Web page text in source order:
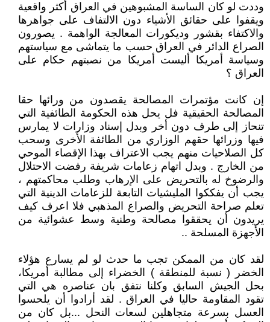
وددت لو كان الساسة المشبوهين في العراق أكثر واقعية
ويقفوا على حقائق الأشياء دون الالتفاف على جواهرها
والاكتفاء بقشور وديكورات المعالجة الواهمة . يصورون
الصراع الدائر في العراق حسب ما يتماشى مع سياستهم
وسياسة أمريكا أليست أمريكا من نصبتهم حكام على
العراق ؟
إن كانت مؤتمرات المصالحة يقصدون من ورائها حقا
المصالحة الحقيقية فل يحل هذه الحكومة الطائفية التي
تنحاز إلى طرف دون أخر وبدل إسناد وزارات لا يمارس
فيها وزرائها حقهم الوزاري من الطائفة الأخرى وسحب
كل الصلاحيات منهم يجب الاعتراف بهذا الإقصاء الموحي
من الخارج . وبدل اتهام زعامات شريفة رفضت الاحتلال
والرضوخ له بالتحريض على الإرهاب وطلب محاكمتهم ،
يجب أن يفككوا المليشيات التابعة للزعامات الدينية التي
تعلم صراحة التحريض والصراع المذهبي فلا اعرف كيف
يريدون أن يحققوا مصالحة وطنية وسط عشوائية من
الأجهزة المسلحة ..
لقد كان من الممكن تجب ما حدث لو لم يسارع هؤلاء
الخضر ( نسبة للمنطقة ) الخضراء إلى مطالبة أمريكا،
بحل الجيش السابق وكلنا نتفق بان عناصره هي التي
تقود المقاومة حاليا في العراق . لقد أرادوا أن يلحسوا
العسل بسرعة متجاهلين لسعات النحل ...بل كان من